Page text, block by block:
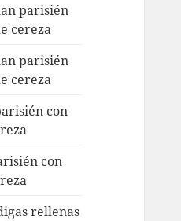
parisién
cereza
parisién
cereza
con
con
rellenas